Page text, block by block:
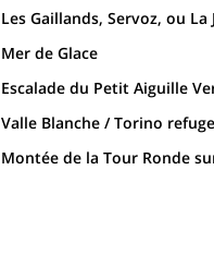
Les Gaillands, Servoz, ou La
Mer de Glace
Escalade du Petit Aiguille
Valle Blanche / Torino
Montée de la Tour Ronde